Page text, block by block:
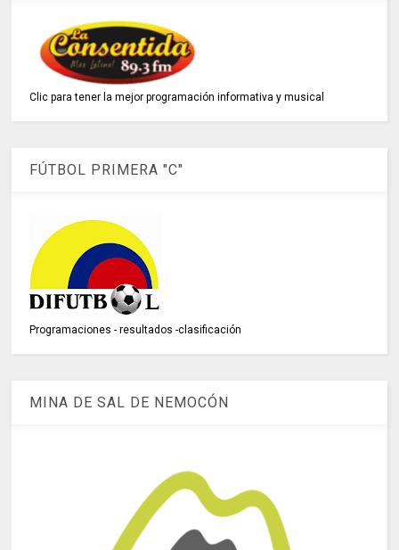
Clic para tener la mejor programación informativa y musical
FÚTBOL PRIMERA "C"
Programaciones - resultados -clasificación
MINA DE SAL DE NEMOCÓN